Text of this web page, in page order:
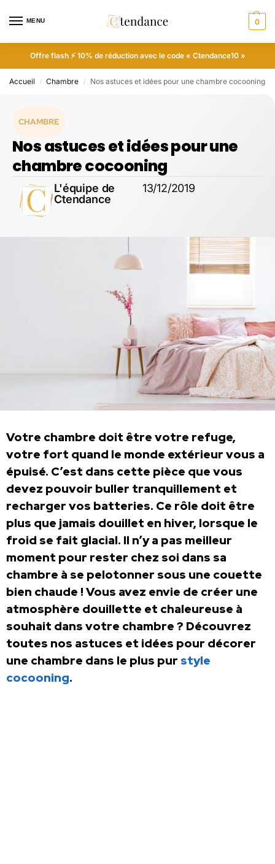
MENU 0
Offre flash ⚡ 10% de réduction avec le code « Ctendance10 »
Accueil / Chambre / Nos astuces et idées pour une chambre cocooning
CHAMBRE
Nos astuces et idées pour une
chambre cocooning
L'équipe de
Ctendance
13/12/2019
Votre chambre doit être votre refuge,
votre fort quand le monde extérieur vous a
épuisé. C’est dans cette pièce que vous
devez pouvoir buller tranquillement et
recharger vos batteries. Ce rôle doit être
plus que jamais douillet en hiver, lorsque le
froid se fait glacial. Il n’y a pas meilleur
moment pour rester chez soi dans sa
chambre à se pelotonner sous une couette
bien chaude ! Vous avez envie de créer une
atmosphère douillette et chaleureuse à
souhait dans votre chambre ? Découvrez
toutes nos astuces et idées pour décorer
une chambre dans le plus pur style
cocooning.